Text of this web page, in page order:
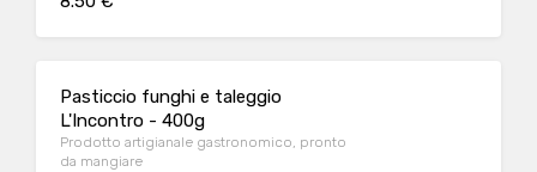
Pasticcio funghi e taleggio
L'Incontro - 400g
Prodotto artigianale gastronomico, pronto
da mangiare